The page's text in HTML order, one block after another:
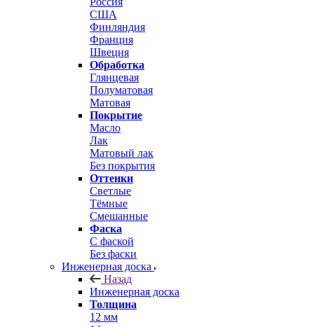
США
Финляндия
Франция
Швеция
Обработка
Глянцевая
Полуматовая
Матовая
Покрытие
Масло
Лак
Матовый лак
Без покрытия
Оттенки
Светлые
Тёмные
Смешанные
Фаска
С фаской
Без фаски
Инженерная доска
Назад
Инженерная доска
Толщина
12 мм